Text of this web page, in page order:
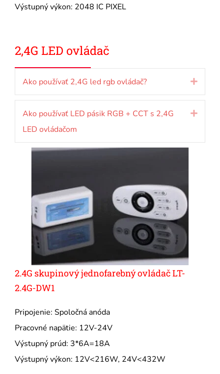
Výstupný výkon: 2048 IC PIXEL
2,4G LED ovládač
Ako používať 2,4G led rgb ovládač?
Ako používať LED pásik RGB + CCT s 2,4G
LED ovládačom
2.4G skupinový jednofarebný ovládač LT-
2.4G-DW1
Pripojenie: Spoločná anóda
Pracovné napätie: 12V-24V
Výstupný prúd: 3*6A=18A
Výstupný výkon: 12V<216W, 24V<432W